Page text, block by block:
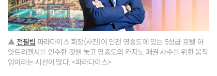
▲ 전필립 파라다이스 회장(사진)이 인천 영종도에 있는 5성급 호텔 하
얏트리젠시를 인수한 것을 놓고 영종도의 카지노 패권 사수를 위한 움직
임이라는 시선이 많다. <파라다이스>